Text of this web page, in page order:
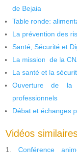
de Bejaia
Table ronde:
La prévention des
Santé, Sécurité et
La mission de la
La santé et la
Ouverture de la
professionnels
Débat et échanges
Vidéos
Conférence